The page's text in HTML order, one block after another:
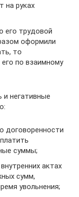
на руках
его трудовой
оформили
то
по взаимному
и негативные
договоренности
суммы;
актах
сумм,
увольнения;